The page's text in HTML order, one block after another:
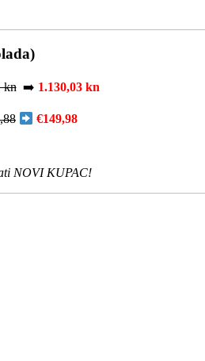
kn➡️ 1.130,03 kn
€149,98
NOVI KUPAC!